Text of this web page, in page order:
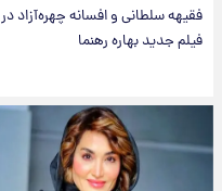
فقیهه سلطانی و افسانه چهره‌آزاد در
فیلم جدید بهاره رهنما